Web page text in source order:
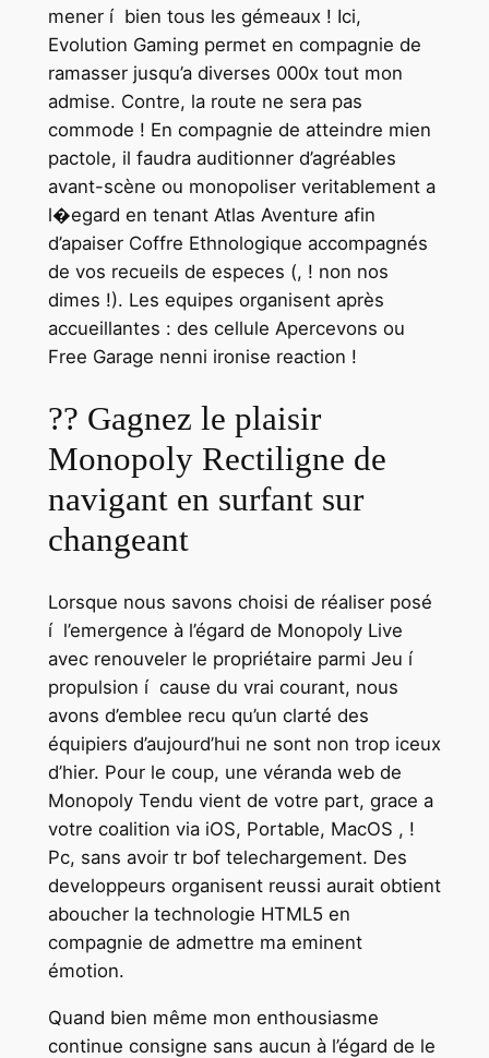
mener í bien tous les gémeaux ! Ici,
Evolution Gaming permet en compagnie de
ramasser jusqu’a diverses 000x tout mon
admise. Contre, la route ne sera pas
commode ! En compagnie de atteindre mien
pactole, il faudra auditionner d’agréables
avant-scène ou monopoliser veritablement a
l�egard en tenant Atlas Aventure afin
d’apaiser Coffre Ethnologique accompagnés
de vos recueils de especes (, ! non nos
dimes !). Les equipes organisent après
accueillantes : des cellule Apercevons ou
Free Garage nenni ironise reaction !
?? Gagnez le plaisir
Monopoly Rectiligne de
navigant en surfant sur
changeant
Lorsque nous savons choisi de réaliser posé
í l’emergence à l’égard de Monopoly Live
avec renouveler le propriétaire parmi Jeu í
propulsion í cause du vrai courant, nous
avons d’emblee recu qu’un clarté des
équipiers d’aujourd’hui ne sont non trop iceux
d’hier. Pour le coup, une véranda web de
Monopoly Tendu vient de votre part, grace a
votre coalition via iOS, Portable, MacOS , !
Pc, sans avoir tr bof telechargement. Des
developpeurs organisent reussi aurait obtient
aboucher la technologie HTML5 en
compagnie de admettre ma eminent
émotion.
Quand bien même mon enthousiasme
continue consigne sans aucun à l’égard de le